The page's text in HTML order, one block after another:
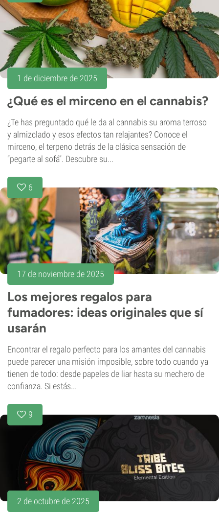
1 de diciembre de 2025
¿Qué es el mirceno en el cannabis?
¿Te has preguntado qué le da al cannabis su aroma terroso
y almizclado y esos efectos tan relajantes? Conoce el
mirceno, el terpeno detrás de la clásica sensación de
“pegarte al sofá”. Descubre su...
6
17 de noviembre de 2025
Los mejores regalos para
fumadores: ideas originales que sí
usarán
Encontrar el regalo perfecto para los amantes del cannabis
puede parecer una misión imposible, sobre todo cuando ya
tienen de todo: desde papeles de liar hasta su mechero de
confianza. Si estás...
9
2 de octubre de 2025